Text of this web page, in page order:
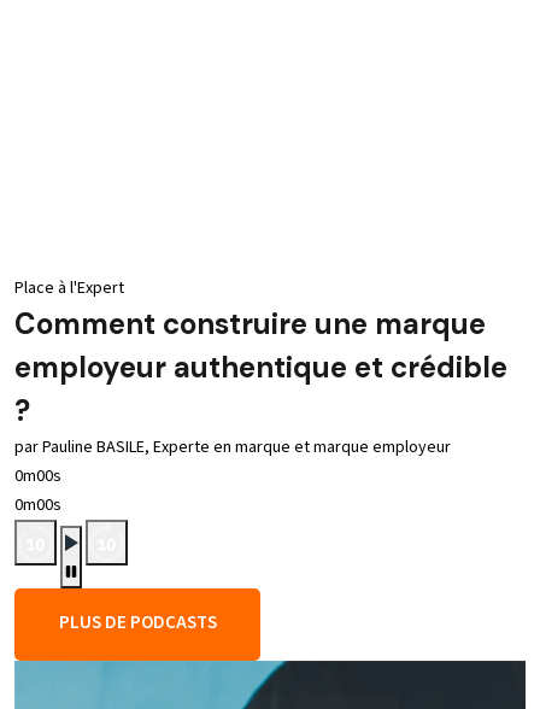
Place à l'Expert
Comment construire une marque
employeur authentique et crédible
?
par Pauline BASILE, Experte en marque et marque employeur
0m00s
0m00s
PLUS DE PODCASTS